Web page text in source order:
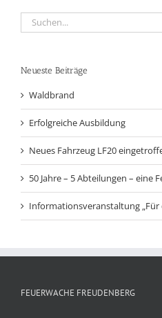
Suche
nach:
Neueste Beiträge
Waldbrand
Erfolgreiche Ausbildung
Neues Fahrzeug LF20
50 Jahre – 5 Abteilungen – eine
Informationsveranstaltung
FEUERWACHE FREUDENBERG